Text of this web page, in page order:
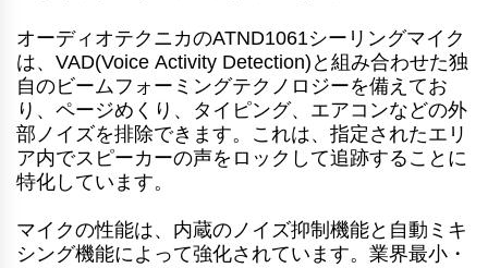
オーディオテクニカのATND1061シーリングマイク
は、VAD(Voice Activity Detection)と組み合わせた独
自のビームフォーミングテクノロジーを備えてお
り、ページめくり、タイピング、エアコンなどの外
部ノイズを排除できます。これは、指定されたエリ
ア内でスピーカーの声をロックして追跡することに
特化しています。
マイクの性能は、内蔵のノイズ抑制機能と自動ミキ
シング機能によって強化されています。業界最小・